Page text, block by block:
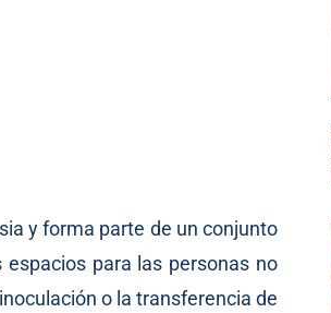
y forma parte de un conjunto
para las personas no
o la transferencia de